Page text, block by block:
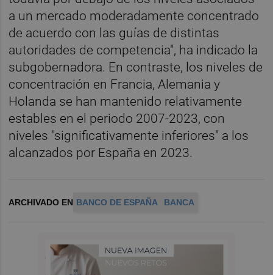
a un mercado moderadamente concentrado
de acuerdo con las guías de distintas
autoridades de competencia", ha indicado la
subgobernadora. En contraste, los niveles de
concentración en Francia, Alemania y
Holanda se han mantenido relativamente
estables en el periodo 2007-2023, con
niveles "significativamente inferiores" a los
alcanzados por España en 2023.
ARCHIVADO EN BANCO DE ESPAÑA BANCA